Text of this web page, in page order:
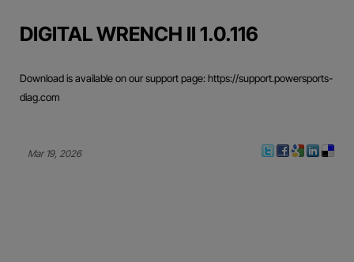
DIGITAL WRENCH II 1.0.116
Download is available on our support page: https://support.powersports-
diag.com
Mar 19, 2026